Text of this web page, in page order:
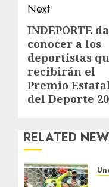
Next
Next
post:
INDEPORTE
conocer a los
deportistas
recibirán el
Premio
del Deporte
RELATED